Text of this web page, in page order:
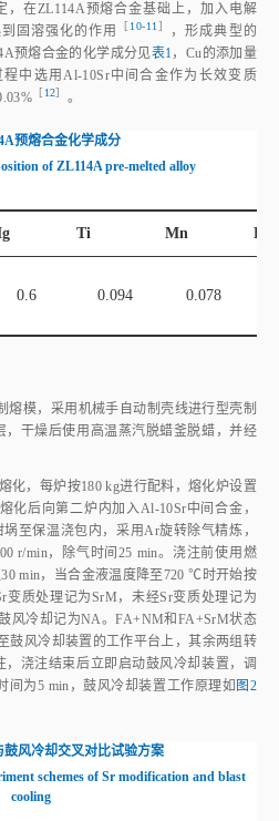
，在ZL114A预熔合金基础上，加入电解
固溶强化的作用 10‑11
，形成典型的
预熔合金的化学成分见表1，Cu的添加量
中选用Al‑10Sr中间合金作为长效变质
% 12 。
预熔合金化学成分
of ZL114A pre‑melted alloy
Ti Mn Fe
0.6 0.094 0.078
熔模，采用机械手自动制壳线进行型壳制
，干燥后使用高温蒸汽脱蜡釜脱蜡，并经
化，每炉按180 kg进行配料，熔化炉设置
后向第二炉内加入Al‑10Sr中间合金，
至保温浇包内，采用Ar旋转除气精炼，
r/min，除气时间25 min。浇注前使用燃
min，当合金液温度降至720 ℃时开始按
变质处理记为SrM，未经Sr变质处理记为
风冷却记为NA。FA+NM和FA+SrM状态
鼓风冷却装置的工作平台上，其余两组转
浇注结束后立即启动鼓风冷却装置，调
间为5 min，鼓风冷却装置工作原理如 图2
鼓风冷却交叉对比试验方案
schemes of Sr modification and blast
cooling